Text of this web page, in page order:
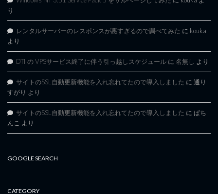
り
レンタルサーバーのレスポンスが悪すぎるので調べてみた に kouka
より
DTI の VPSサービス終了に伴う引っ越しスケジュール に 名無し より
サイトのSSL自動更新機能を入れ忘れてたので導入しました に 通り
すがり より
サイトのSSL自動更新機能を入れ忘れてたので導入しました に ぱち
んこ より
GOOGLE SEARCH
CATEGORY